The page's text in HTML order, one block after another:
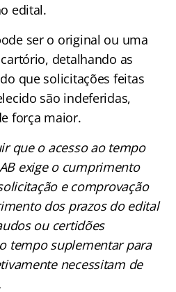
edital.
ser o original ou uma
detalhando as
que solicitações feitas
são indeferidas,
força maior.
que o acesso ao tempo
exige o cumprimento
e comprovação
dos prazos do edital
ou certidões
tempo suplementar para
necessitam de